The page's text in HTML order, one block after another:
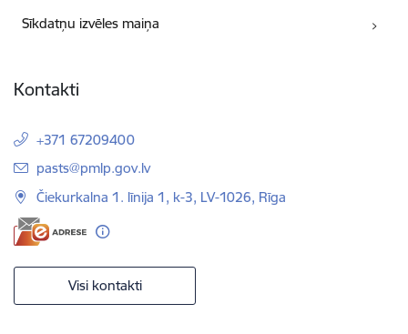
Sīkdatņu izvēles maiņa
Kontakti
+371 67209400
E-pasts:
pasts@pmlp.gov.lv
Čiekurkalna 1. līnija 1, k-3, LV-1026, Rīga
Visi kontakti